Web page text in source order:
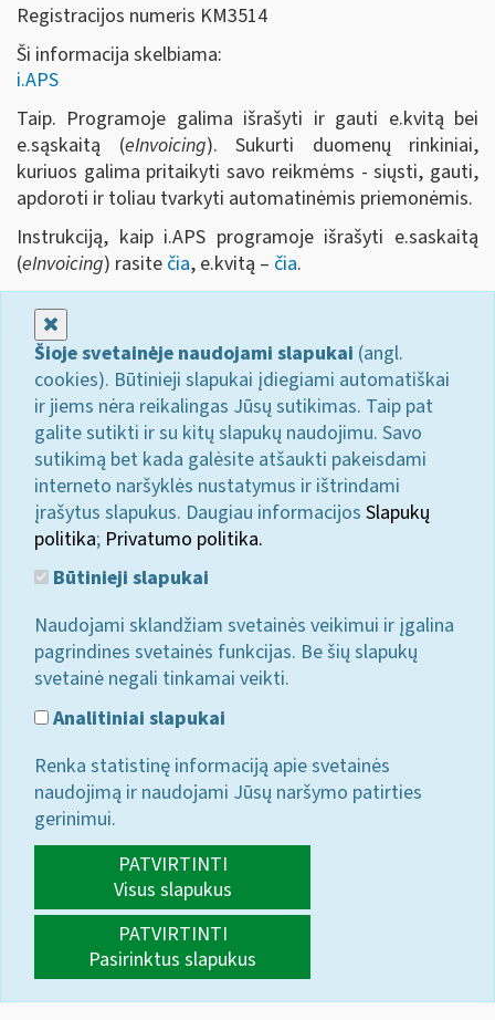
Registracijos numeris KM3514
Ši informacija skelbiama:
i.APS
Taip. Programoje galima išrašyti ir gauti e.kvitą bei
e.sąskaitą (eInvoicing). Sukurti duomenų rinkiniai,
kuriuos galima pritaikyti savo reikmėms - siųsti, gauti,
apdoroti ir toliau tvarkyti automatinėmis priemonėmis.
Instrukciją, kaip i.APS programoje išrašyti e.saskaitą
(eInvoicing) rasite čia, e.kvitą – čia.
Šioje svetainėje naudojami slapukai (angl.
cookies). Būtinieji slapukai įdiegiami automatiškai
ir jiems nėra reikalingas Jūsų sutikimas. Taip pat
galite sutikti ir su kitų slapukų naudojimu. Savo
sutikimą bet kada galėsite atšaukti pakeisdami
interneto naršyklės nustatymus ir ištrindami
įrašytus slapukus. Daugiau informacijos Slapukų
politika; Privatumo politika.
Būtinieji slapukai
Naudojami sklandžiam svetainės veikimui ir įgalina
pagrindines svetainės funkcijas. Be šių slapukų
svetainė negali tinkamai veikti.
Analitiniai slapukai
Renka statistinę informaciją apie svetainės
naudojimą ir naudojami Jūsų naršymo patirties
gerinimui.
PATVIRTINTI
Visus slapukus
PATVIRTINTI
Pasirinktus slapukus